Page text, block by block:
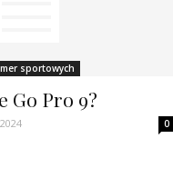
sportowych
Go Pro 9?
0